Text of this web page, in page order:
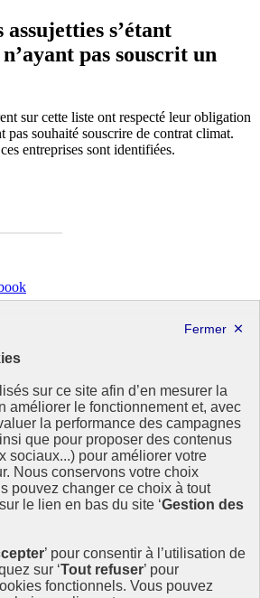
s’étant
pas souscrit un
sur cette liste ont respecté leur obligation
pas souhaité souscrire de contrat climat.
entreprises sont identifiées.
papier
être le point d'accès national à la
contrats climat communications
écologique. Il s'agit d'un site
par le Commissariat général au
direction du ministère de la
une nouvelle fenêtre
ouvre une nouvelle fenêtre
sur ce site afin d’en mesurer la
améliorer le fonctionnement et, avec
la performance des campagnes
que pour proposer des contenus
sociaux...) pour améliorer votre
Nous conservons votre choix
pouvez changer ce choix à tout
le lien en bas du site ‘Gestion des
’ pour consentir à l’utilisation de
sur ‘Tout refuser’ pour
fonctionnels. Vous pouvez